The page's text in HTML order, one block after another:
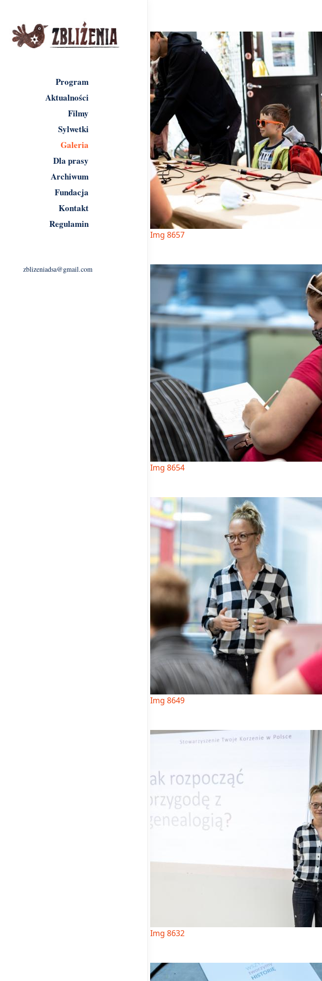
Program
Aktualności
Filmy
Sylwetki
Galeria
Dla prasy
Archiwum
Fundacja
Kontakt
Regulamin
zblizeniadsa@gmail.com
Img 8657
Img 8654
Img 8649
Img 8632